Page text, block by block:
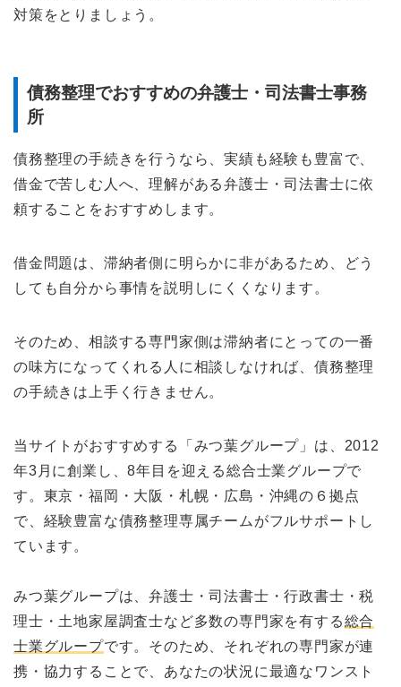
対策をとりましょう。
債務整理でおすすめの弁護士・司法書士事務
所
債務整理の手続きを行うなら、実績も経験も豊富で、
借金で苦しむ人へ、理解がある弁護士・司法書士に依
頼することをおすすめします。
借金問題は、滞納者側に明らかに非があるため、どう
しても自分から事情を説明しにくくなります。
そのため、相談する専門家側は滞納者にとっての一番
の味方になってくれる人に相談しなければ、債務整理
の手続きは上手く行きません。
当サイトがおすすめする「みつ葉グループ」は、2012
年3月に創業し、8年目を迎える総合士業グループで
す。東京・福岡・大阪・札幌・広島・沖縄の６拠点
で、経験豊富な債務整理専属チームがフルサポートし
ています。
みつ葉グループは、弁護士・司法書士・行政書士・税
理士・土地家屋調査士など多数の専門家を有する総合
士業グループです。そのため、それぞれの専門家が連
携・協力することで、あなたの状況に最適なワンスト